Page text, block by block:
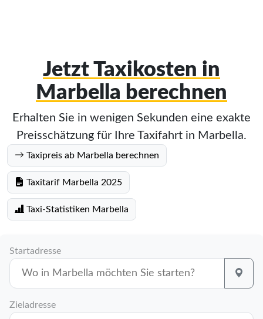
Jetzt Taxikosten in
Marbella berechnen
Erhalten Sie in wenigen Sekunden eine exakte
Preisschätzung für Ihre Taxifahrt in Marbella.
Taxipreis ab Marbella berechnen
Taxitarif Marbella 2025
Taxi-Statistiken Marbella
Startadresse
Zieladresse